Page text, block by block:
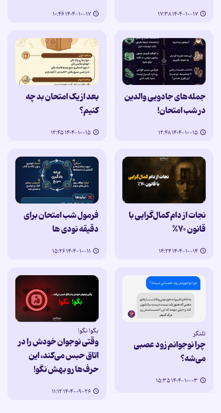
۱۴۰۴-۱۰-۱۷ ۱۷:۳۸ ۱۴۰۴-۱۰-۱۷ ۱۰:۴۶
جمله‌های جادویی والدین
در شب امتحان!
۱۴۰۴-۱۰-۱۵ ۱۲:۴۸
بعد از یک امتحان بد چه
کنیم؟
۱۴۰۴-۱۰-۱۵ ۱۲:۴۵
نجات از دام کمال‌گرایی با
قانون ۷۰%
۱۴۰۴-۱۰-۱۴ ۱۴:۲۴
فرمول شب امتحان برای
دقیقه نودی ها
۱۴۰۴-۱۰-۱۱ ۱۵:۲۶
تلنگر
چرا نوجوانم زود عصبی
می‌شه؟
۱۴۰۴-۱۰-۰۳ ۱۵:۳۵
بگو! نگو!
وقتی نوجوان خودش را در
اتاق حبس می‌کند، این
حرف‌ها رو بهش نگو!
۱۴۰۴-۰۹-۲۶ ۱۱:۱۲